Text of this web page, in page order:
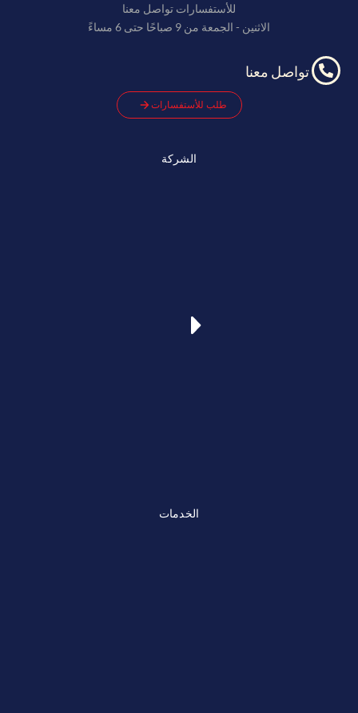
للأستفسارات تواصل معنا
الاثنين - الجمعة من 9 صباحًا حتى 6 مساءً
تواصل معنا
طلب للأستفسارات
الشركة
الخدمات